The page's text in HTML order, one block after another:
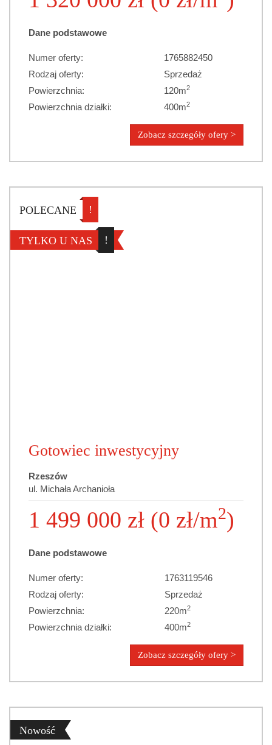
Dane podstawowe
Numer oferty:
1765882450
Rodzaj oferty:
Sprzedaż
Powierzchnia:
120m2
Powierzchnia działki: 400m2
Zobacz szczegóły ofery >
POLECANE !
TYLKO U NAS !
Gotowiec inwestycyjny
Rzeszów
ul. Michała Archanioła
1 499 000 zł (0 zł/m2)
Dane podstawowe
Numer oferty:
1763119546
Rodzaj oferty:
Sprzedaż
Powierzchnia:
220m2
Powierzchnia działki: 400m2
Zobacz szczegóły ofery >
Nowość